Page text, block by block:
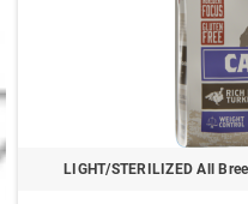
LIGHT/STERILIZED All